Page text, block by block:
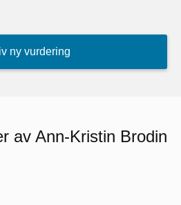
ny vurdering
av Ann-Kristin Brodin